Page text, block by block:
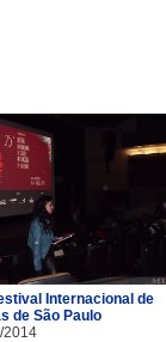
Internacional de
de São Paulo
2014